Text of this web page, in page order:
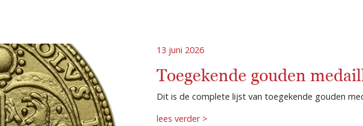
13 juni 2026
Toegekende gouden
Dit is de complete lijst van toegekende gouden
lees verder >